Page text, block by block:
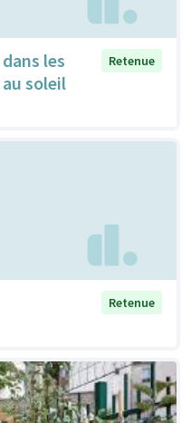
les
soleil
Retenue
Retenue